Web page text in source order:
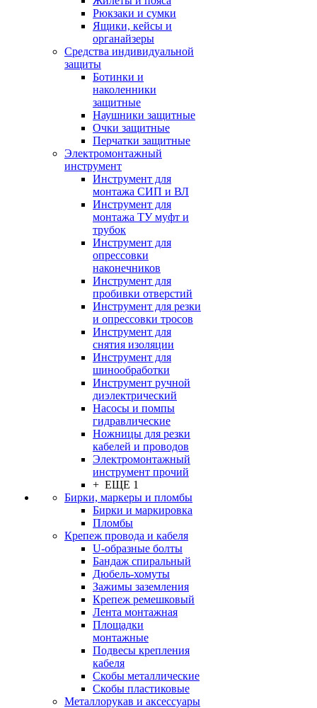
Рюкзаки и сумки
Ящики, кейсы и
органайзеры
Средства индивидуальной
защиты
Ботинки и
наколенники
защитные
Наушники защитные
Очки защитные
Перчатки защитные
Электромонтажный
инструмент
Инструмент для
монтажа СИП и ВЛ
Инструмент для
монтажа ТУ муфт и
трубок
Инструмент для
опрессовки
наконечников
Инструмент для
пробивки отверстий
Инструмент для резки
и опрессовки тросов
Инструмент для
снятия изоляции
Инструмент для
шинообработки
Инструмент ручной
диэлектрический
Насосы и помпы
гидравлические
Ножницы для резки
кабелей и проводов
Электромонтажный
инструмент прочий
+ ЕЩЕ 1
Бирки, маркеры и пломбы
Бирки и маркировка
Пломбы
Крепеж провода и кабеля
U-образные болты
Бандаж спиральный
Дюбель-хомуты
Зажимы заземления
Крепеж ремешковый
Лента монтажная
Площадки
монтажные
Подвесы крепления
кабеля
Скобы металлические
Скобы пластиковые
Металлорукав и аксессуары